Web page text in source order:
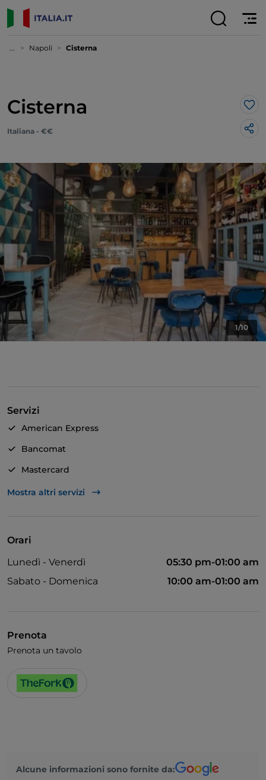
... Napoli Cisterna
Cisterna
Italiana - €€
1/10
Servizi
American Express
Bancomat
Mastercard
TheFork PAY
Mostra altri servizi
Orari
Lunedì - Venerdì
05:30 pm-01:00 am
Sabato - Domenica
10:00 am-01:00 am
Prenota
Prenota un tavolo
Alcune informazioni sono fornite da: